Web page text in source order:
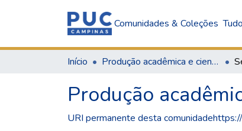
Comunidades & Coleções
Início Produção acadêmica e científica
Produção
URI permanente desta comunidade